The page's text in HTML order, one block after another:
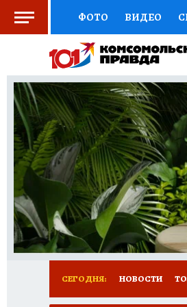
ФОТО ВИДЕО
СОЦПОДДЕРЖКА
ВЫБОР ЭКСПЕРТОВ
КНИЖНАЯ ПОЛКА
ПРЕСС-ЦЕНТР
РАДИО КП
СЕГОДНЯ: НОВОСТИ